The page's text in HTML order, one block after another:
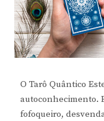
O Tarô Quântico
autoconhecimento.
fofoqueiro,